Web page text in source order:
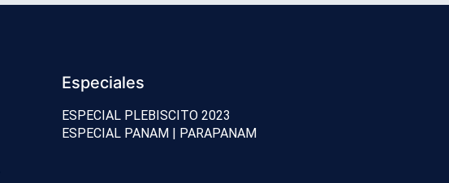
Especiales
ESPECIAL PLEBISCITO 2023
ESPECIAL PANAM | PARAPANAM